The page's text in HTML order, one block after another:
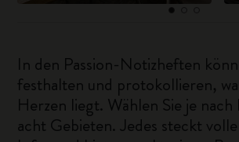
In den Passion-Notizheften
festhalten und protokollieren,
Herzen liegt. Wählen Sie je nach
acht Gebieten. Jedes steckt